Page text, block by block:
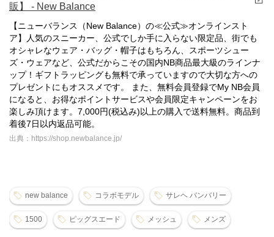
販】 - New Balance
【ニューバランス（New Balance）の≪公式≫オンラインスト
ア】人気のスニーカー、公式でしか手に入らない限定品、街でも
オシャレなウェア・バッグ・帽子はもちろん、スポーツシュー
ズ・ウェアなど、公式だからこその国内NB商品最大級のラインナ
ップ！ギフトラッピングも無料で承っていますので大切な方への
プレゼントにもオススメです。 また、無料会員登録でMy NB会員
になると、お得なポイントサービスや会員限定キャンペーンをお
楽しみ頂けます。7,000円(税込み)以上の購入で送料無料。商品到
着後7日以内返品可能。
出典：https://shop.newbalance.jp/
new balance コラボモデル サレヘ バンバリー
1500 ピッグスエード メッシュ メンズ